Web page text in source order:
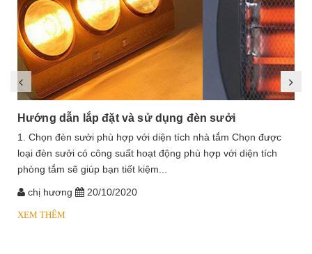
Hướng dẫn lắp đặt và sử dụng đèn sưởi
1. Chọn đèn sưởi phù hợp với diện tích nhà tắm Chọn được
loại đèn sưởi có công suất hoạt động phù hợp với diện tích
phòng tắm sẽ giúp bạn tiết kiệm...
chị hương 20/10/2020
XEM THÊM